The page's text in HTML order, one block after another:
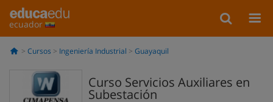
ecuador
Cursos Ingeniería Industrial Guayaquil
Curso Servicios Auxiliares en
Subestación